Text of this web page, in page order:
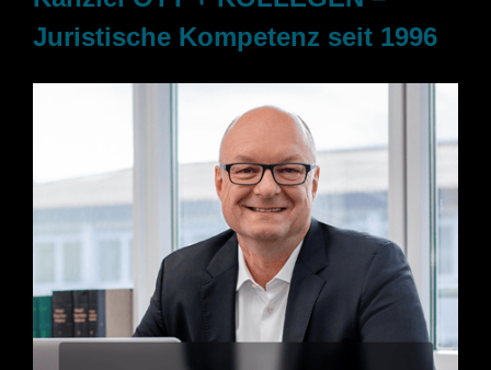
Juristische Kompetenz seit 1996